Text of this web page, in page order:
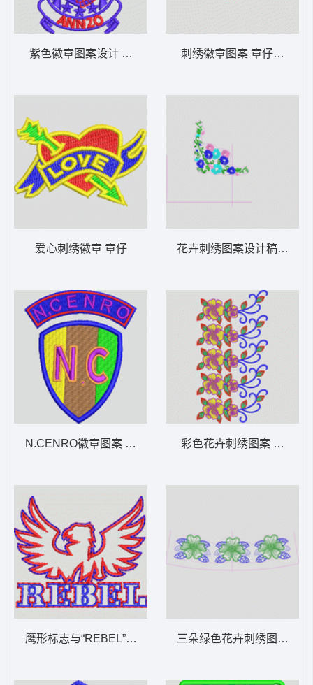
紫色徽章图案设计 章仔
爱心刺绣徽章 章仔
N.CENRO徽章图案 章仔
鹰形标志与“REBEL”字样 章仔
刺绣徽章图案 章仔翅膀
花卉刺绣图案设计稿 经典花
彩色花卉刺绣图案 朵花条
三朵绿色花卉刺绣图案 朵